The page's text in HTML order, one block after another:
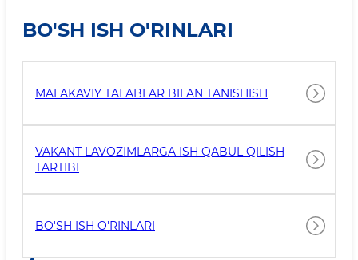
BO'SH ISH O'RINLARI
MALAKAVIY TALABLAR BILAN TANISHISH
VAKANT LAVOZIMLARGA ISH QABUL QILISH
TARTIBI
BO'SH ISH O'RINLARI